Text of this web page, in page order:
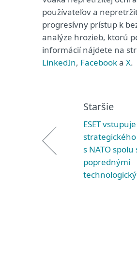
používateľov a
progresívny prístup k
analýze hrozieb, ktorú
informácií nájdete na
LinkedIn, Facebooka X.
Staršie
ESET
s NATO spolu
poprednými